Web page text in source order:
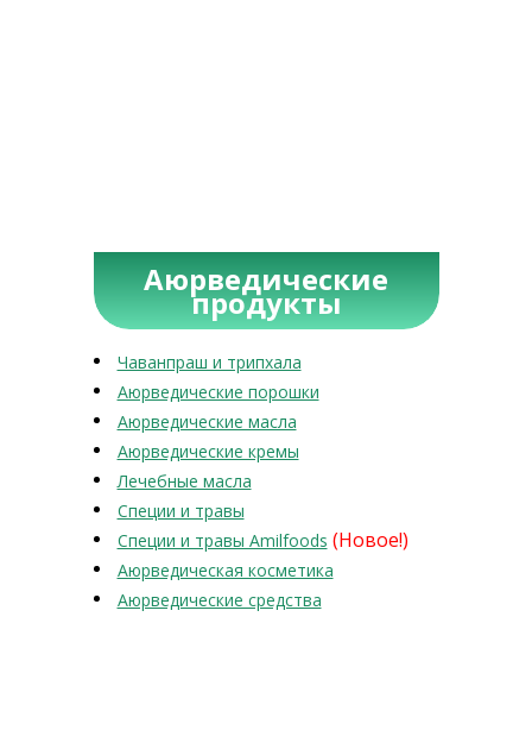
Аюрведические
продукты
Чаванпраш и трипхала
Аюрведические порошки
Аюрведические масла
Аюрведические кремы
Лечебные масла
Специи и травы
Специи и травы Amilfoods (Новое!)
Аюрведическая косметика
Аюрведические средства